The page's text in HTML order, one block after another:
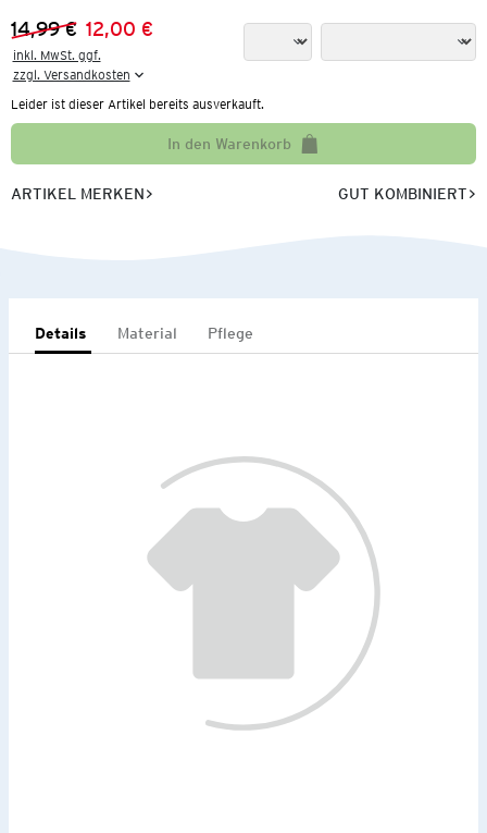
Vorheriger Preis:
14,99 €
Neuer Preis:
12,00 €
inkl. MwSt. ggf.
zzgl. Versandkosten
Leider ist dieser Artikel bereits ausverkauft.
In den Warenkorb
ARTIKEL MERKEN GUT KOMBINIERT
Details Material Pflege